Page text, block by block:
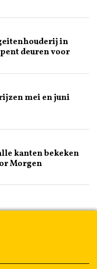
in
deuren voor
mei en juni
kanten bekeken
Morgen